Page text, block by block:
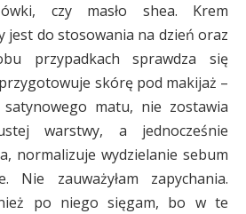
czy masło shea. Krem
jest do stosowania na dzień oraz
przypadkach sprawdza się
skórę pod makijaż –
satynowego matu, nie zostawia
warstwy, a jednocześnie
normalizuje wydzielanie sebum
Nie zauważyłam zapychania.
po niego sięgam, bo w te